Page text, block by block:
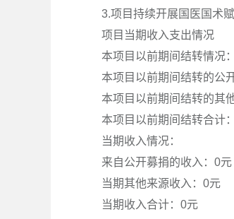
3.项目持续开展国医国术
项目当期收入支出情况
本项目以前期间结转情况：
本项目以前期间结转的公
本项目以前期间结转的其
本项目以前期间结转合计
当期收入情况：
来自公开募捐的收入：0元
当期其他来源收入：0元
当期收入合计：0元